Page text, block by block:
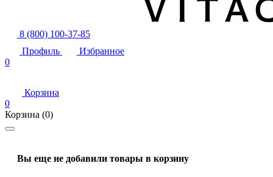
8 (800) 100-37-85
Профиль
Избранное
0
Корзина
0
Корзина (0)
Вы еще не добавили товары в корзину